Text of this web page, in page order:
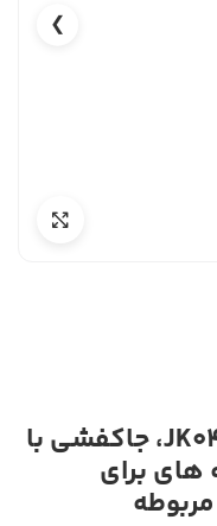
❯
جاکفشی معرق مدل JK04017، جاکفشی با
های برای